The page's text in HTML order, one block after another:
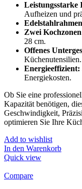
Leistungsstarke
Aufheizen und
Zwei
28 cm.
Offenes
Küchenutensilien.
Energieeffizient:
Energiekosten.
Ob Sie eine
Kapazität benötigen,
Geschwindigkeit,
optimieren Sie Ihre
Add to wishlist
In den Warenkorb
Quick view
Compare